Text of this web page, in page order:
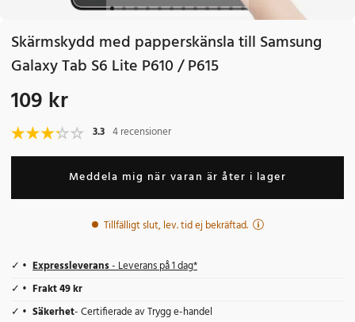
Skärmskydd med papperskänsla till Samsung
Galaxy Tab S6 Lite P610 / P615
Pris:109 kr
109 kr
3.3 4 recensioner
Meddela mig när varan är åter i lager
Tillfälligt slut, lev. tid ej bekräftad.
Expressleverans- Leverans på 1 dag*
Frakt 49 kr
Säkerhet- Certifierade av Trygg e-handel